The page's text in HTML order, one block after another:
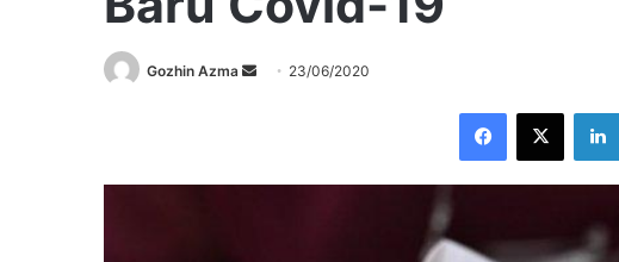
Gozhin Azma
Send 23/06/2020
Facebook
X